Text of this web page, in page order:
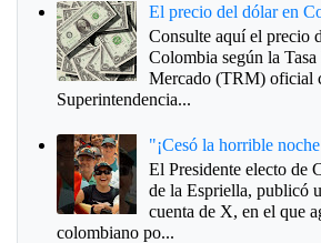
El precio del dólar en
Consulte aquí el precio
Colombia según la
Mercado (TRM) oficial
Superintendencia...
"¡Cesó la horrible
El Presidente electo de
de la Espriella, publicó
cuenta de X, en el que
colombiano po...